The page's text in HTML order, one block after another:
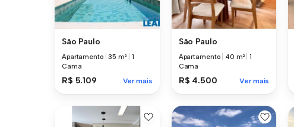
São Paulo
Apartamento |35 m²
1
Cama
R$ 5.109 Ver mais
São Paulo
Apartamento 40 m² |1
Cama
R$ 4.500 Ver mais